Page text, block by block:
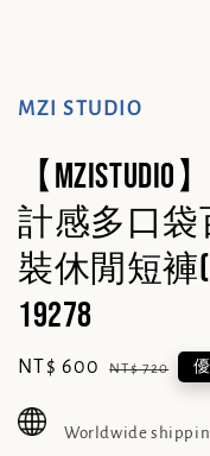
MZI STUDIO
【
計感多口
裝休閒短褲
19278
Sale
NT$ 600 Regular
NT$ 720
Worldwide